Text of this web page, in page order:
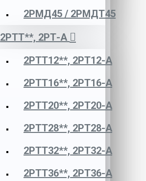
2РМД45 / 2РМДТ45
2РТТ**, 2РТ-А
2РТТ12**, 2РТ12-А
2РТТ16**, 2РТ16-А
2РТТ20**, 2РТ20-А
2РТТ28**, 2РТ28-А
2РТТ32**, 2РТ32-А
2РТТ36**, 2РТ36-А